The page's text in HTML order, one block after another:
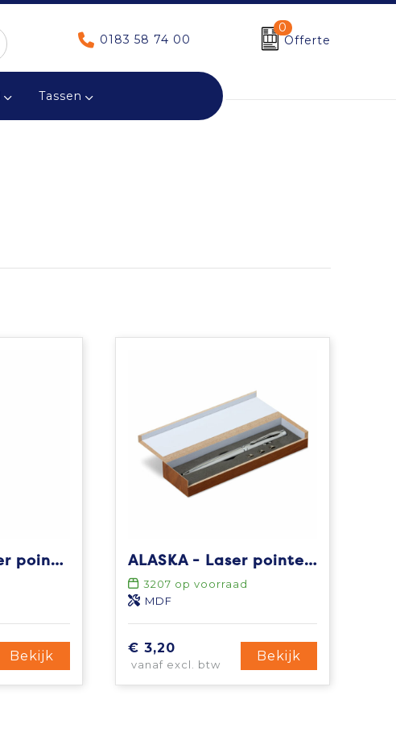
0183 58 74 00
0
Offerte
Tassen
TRIOLUX - Laser pointer touch pen
Bekijk
ALASKA - Laser pointer touch pen
3207 op voorraad
MDF
€ 3,20
vanaf excl. btw
Bekijk